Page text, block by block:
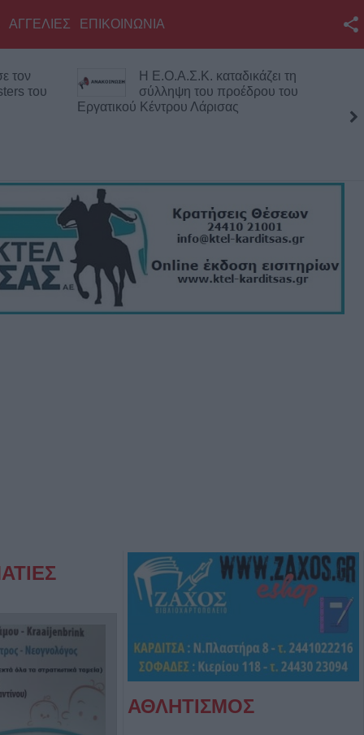
Twitter
YouTube
RSS
Επικοινωνία με το
KarditsaLive.Net
ΑΓΓΕΛΙΕΣ ΕΠΙΚΟΙΝΩΝΙΑ
τη
του
Σπουδαία μεταγραφική κίνηση
για την Α.Ε. Μουζακίου με την
απόκτηση του Γιάννη
ΑΘΛΗΤΙΣΜΟΣ